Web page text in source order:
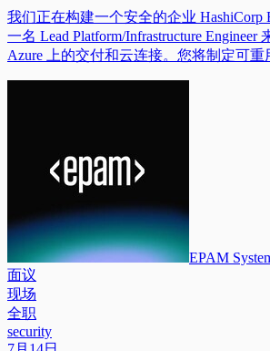
我们正在构建一个安全的企业 HashiCorp
一名 Lead Platform/Infrastructure Engineer
Azure 上的交付和云连接。您将制定可重
EPAM
面议
现场
全职
security